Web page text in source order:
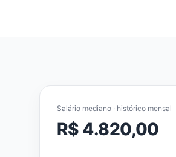
Salário mediano · histórico mensal
R$ 4.820,00